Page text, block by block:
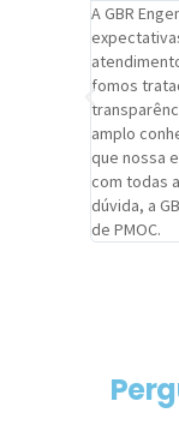
A GBR
fomos
amplo
que nossa
com todas
dúvida, a
de PMOC.